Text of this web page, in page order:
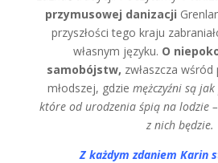
przymusowej danizacji
przyszłości tego kraju
własnym języku. O
samobójstw, zwłaszcza
młodszej, gdzie mężczyźni są
które od urodzenia śpią na lodzie
z nich będzie.
Z każdym zdaniem Karin